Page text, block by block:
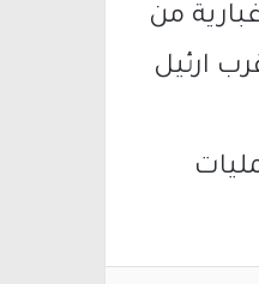
من
ارئيل